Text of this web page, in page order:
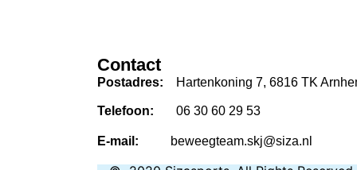
Postadres: Hartenkoning 7, 6816 TK
Telefoon: 06 30 60 29 53
E-mail: beweegteam.skj@siza.nl